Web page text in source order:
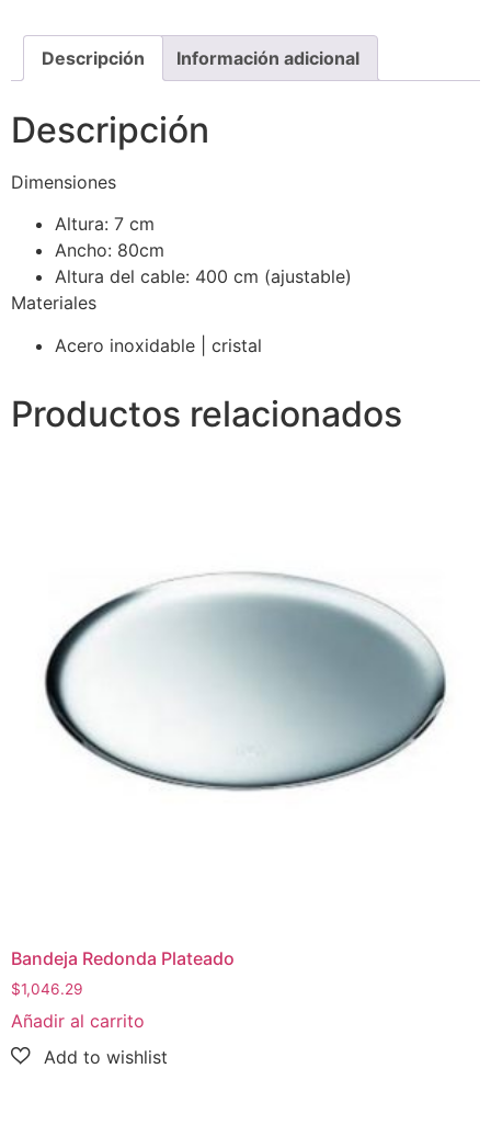
Descripción Información adicional
Descripción
Dimensiones
Altura: 7 cm
Ancho: 80cm
Altura del cable: 400 cm (ajustable)
Materiales
Acero inoxidable | cristal
Productos relacionados
Bandeja Redonda Plateado
$1,046.29
Añadir al carrito